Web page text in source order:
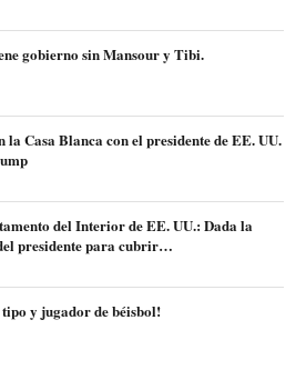
gobierno sin Mansour y Tibi.
la Casa Blanca con el presidente de EE. UU.
del Interior de EE. UU.: Dada la
presidente para cubrir…
tipo y jugador de béisbol!